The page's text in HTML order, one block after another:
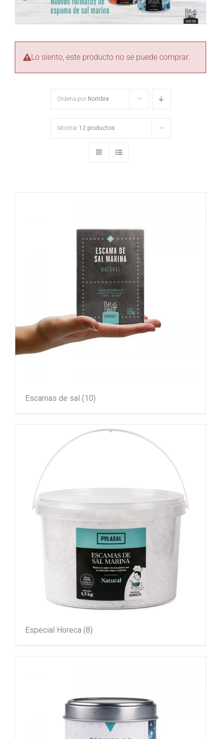
Lo siento, este producto no se puede comprar.
Ordena por Nombre
Mostrar 12 productos
Escamas de sal (10)
Especial Horeca (8)